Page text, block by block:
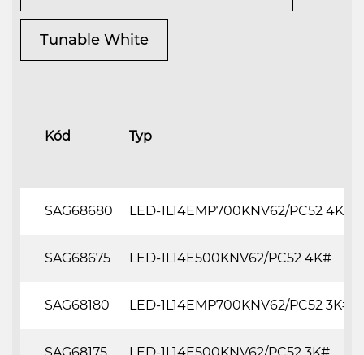
Tunable White
Kód Typ
SAG68680 LED-1L14EMP700KNV62/PC52 4K#
SAG68675 LED-1L14E500KNV62/PC52 4K#
SAG68180 LED-1L14EMP700KNV62/PC52 3K#